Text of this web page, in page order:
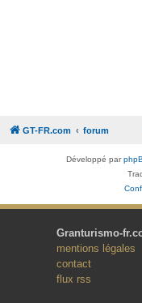
GT-FR.com forum
Développé par
Granturismo-
mentions légales
contact
flux rss